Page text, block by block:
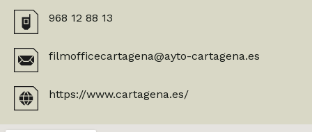
968 12 88 13
filmofficecartagena@ayto-cartagena.es
https://www.cartagena.es/